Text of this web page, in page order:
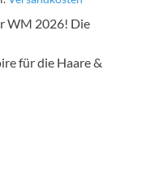
WM 2026! Die
für die Haare &